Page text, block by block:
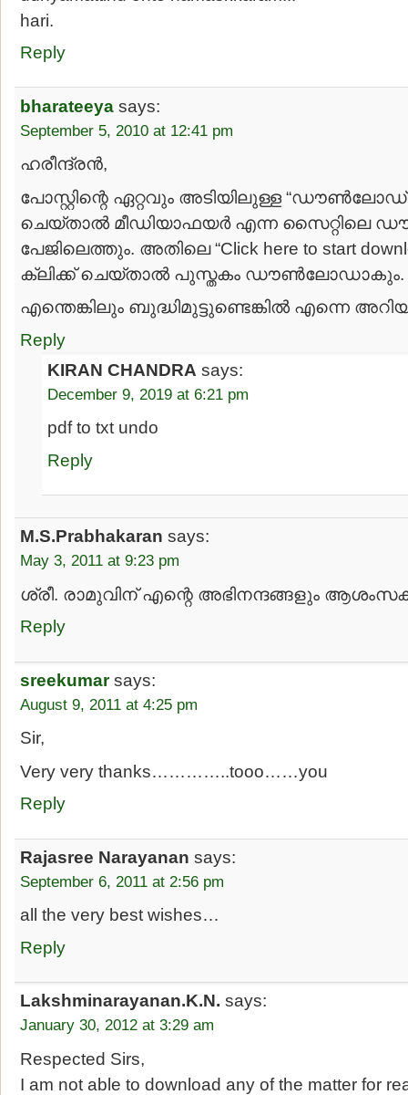
hari.
Reply
bharateeya says:
September 5, 2010 at 12:41 pm
ഹരീന്ദ്രന്‍,
പോസ്റ്റിന്റെ ഏറ്റവും അടിയിലുള്ള “ഡൗണ്‍ലോഡ്”
ചെയ്താല്‍ മീഡിയാഫയര്‍ എന്ന സൈറ്റിലെ
പേജിലെത്തും. അതിലെ “Click here to start
ക്ലിക്ക് ചെയ്താല്‍ പുസ്തകം ഡൗണ്‍ലോഡാകും.
എന്തെങ്കിലും ബുദ്ധിമുട്ടുണ്ടെങ്കില്‍ എന്നെ
Reply
KIRAN CHANDRA says:
December 9, 2019 at 6:21 pm
pdf to txt undo
Reply
M.S.Prabhakaran says:
May 3, 2011 at 9:23 pm
ശ്രീ. രാമുവിന് എന്റെ അഭിനന്ദങ്ങളും
Reply
sreekumar says:
August 9, 2011 at 4:25 pm
Sir,
Very very thanks…………..tooo……you
Reply
Rajasree Narayanan says:
September 6, 2011 at 2:56 pm
all the very best wishes…
Reply
Lakshminarayanan.K.N. says:
January 30, 2012 at 3:29 am
Respected Sirs,
I am not able to download any of the matter for